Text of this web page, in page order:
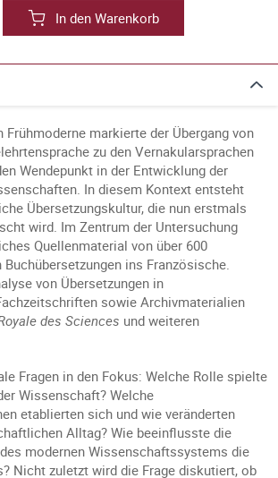
In den Warenkorb
Frühmoderne markierte der Übergang von
zu den Vernakularsprachen
Wendepunkt in der Entwicklung der
In diesem Kontext entsteht
Übersetzungskultur, die nun erstmals
wird. Im Zentrum der Untersuchung
Quellenmaterial von über 600
ins Französische.
von Übersetzungen in
sowie Archivmaterialien
des Sciences und weiteren
Fragen in den Fokus: Welche Rolle spielte
Wissenschaft? Welche
etablierten sich und wie veränderten
Alltag? Wie beeinflusste die
modernen Wissenschaftssystems die
Nicht zuletzt wird die Frage diskutiert, ob